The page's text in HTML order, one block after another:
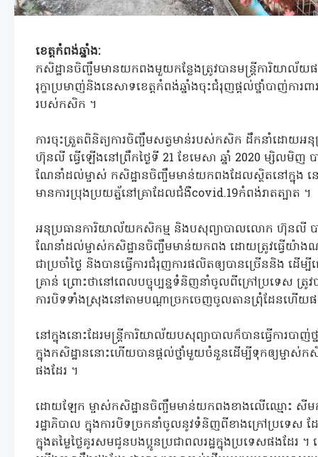
ខេត្តកំពង់ឆ្នាំង:
កសិដ្ឋានចិញ្ចឹមមានយកពងមួយកន្លែងត្រូវបានមន្ត្រីការិយាល័
រុក្ខាប្រមាញ់និងនេសាទខេត្តកំពង់ឆ្នាំងចុះជំរុញផ្តល់ថ្នាំបាញ់ការ
របស់កសិក ។
ការចុះត្រួតពិនិត្យការចិញ្ចឹមសត្វមាន់របស់កសិក ដឹកនាំដោយ
ហ៊ុនលី ធ្វើឡើងនៅព្រឹកថ្ងៃទី 21 ខែមេសា ឆ្នាំ 2020 ម្សិលមិញ ប
ណែនាំដល់ម្ចាស់ កសិដ្ឋានចិញ្ចឹមមាន់យកពងដែលស្ថិតនៅក្នុង
មានការប្រុងប្រយត្ន័នៅគ្រាដែលជំងឺcovid.19កំពង់រាតត្បាត ។
អនុប្រធានការិយាល័យកសិកម្ម និងបសុព្យាបាលលោក ហ៊ុនលី បា
ណែនាំដល់ម្ចាស់កសិដ្ឋានចិញ្ចឹមមាន់យកពង ដោយត្រូវធ្វើយ៉ាង
ជាប្រចាំថ្ងៃ និងបានធ្វើការជំរុញការផលិតឲ្យបានច្រើននិង ដើម្បី
គ្រាន់ ព្រោះថានៅពេលបច្ចុប្បន្នទំនិញនាំចូលពីក្រៅប្រទេស ត្រូវប
ការបិទទាំងស្រុងនៅតាមបណ្តាច្រកចេញចូលតានព្រុំដែនហើយផ
នៅក្នុងនោះដែរមន្ត្រីការិយាល័យបសុព្យាបាលក៏បានធ្វើការបា
ក្នុងកសិដ្ឋាននោះហើយបានផ្ដល់ថ្នាំមួយចំនួនដើម្បីទុកឲ្យម្ចាស់កសិ
ផងដែរ ។
ដោយឡែក ម្ចាស់កសិដ្ឋានចិញ្ចឹមមាន់យកពងខាងលើឈ្មោះ សី
រដ្ឋាភិបាល ក្នុងការបិទច្រកនាំចូលនូវទំនិញពីខាងក្រៅប្រទេស
ក្នុងតម្លៃថ្លៃគូរសមជូនបងប្អូនប្រជាពលរដ្ឋក្នុងប្រទេសផងដ